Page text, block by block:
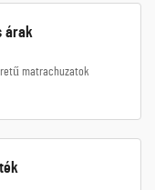
árak
matrachuzatok